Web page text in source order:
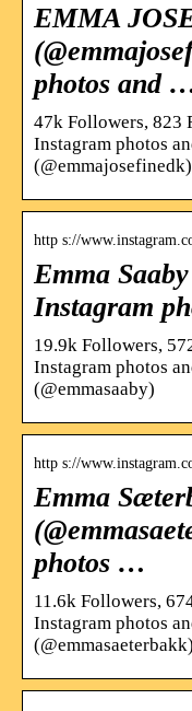
EMMA
photos and
47k Followers, 823
Instagram photos
(@emmajosefinedk)
http s://
Emma
Instagram
19.9k Followers,
Instagram photos
(@emmasaaby)
http s://
Emma
photos …
11.6k Followers,
Instagram photos
(@emmasaeterbakk)